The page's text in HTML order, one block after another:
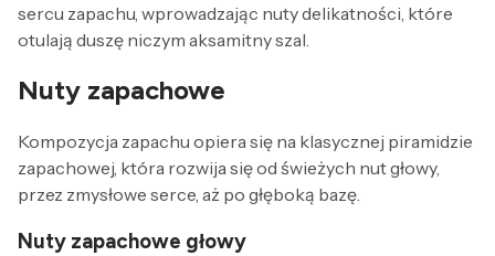
sercu zapachu, wprowadzając nuty delikatności, które
otulają duszę niczym aksamitny szal.
Nuty zapachowe
Kompozycja zapachu opiera się na klasycznej piramidzie
zapachowej, która rozwija się od świeżych nut głowy,
przez zmysłowe serce, aż po głęboką bazę.
Nuty zapachowe głowy